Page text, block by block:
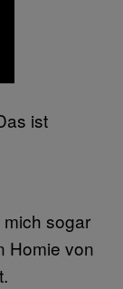
ist
sogar
Homie von